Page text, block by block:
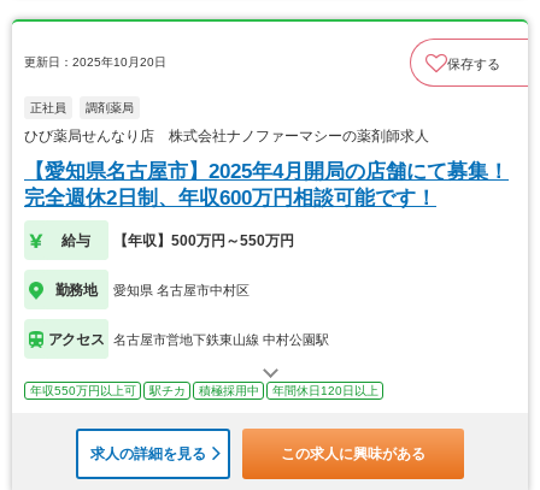
更新日：2025年10月20日 保存する
正社員 調剤薬局
ひび薬局せんなり店 株式会社ナノファーマシーの薬剤師求人
【愛知県名古屋市】2025年4月開局の店舗にて募集！
完全週休2日制、年収600万円相談可能です！
給与 【年収】500万円～550万円
勤務地 愛知県 名古屋市中村区
アクセス 名古屋市営地下鉄東山線 中村公園駅
年収550万円以上可 駅チカ 積極採用中 年間休日120日以上
求人の詳細を見る この求人に興味がある